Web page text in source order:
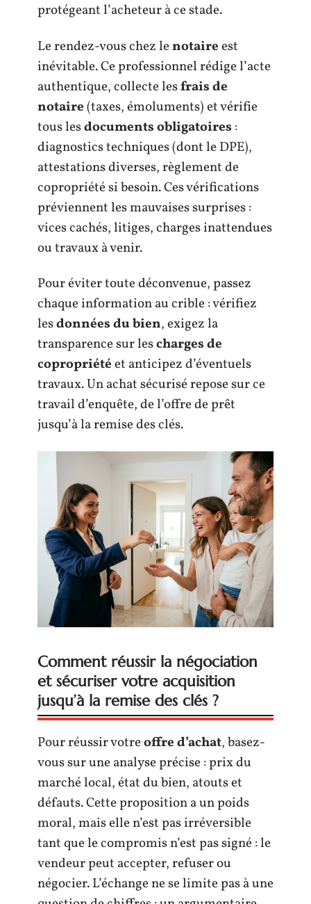
protégeant l’acheteur à ce stade.
Le rendez-vous chez lenotaireest
inévitable. Ce professionnel rédige l’acte
authentique, collecte lesfrais de
notaire(taxes, émoluments) et vérifie
tous lesdocuments obligatoires :
diagnostics techniques (dont le DPE),
attestations diverses, règlement de
copropriété si besoin. Ces vérifications
préviennent les mauvaises surprises :
vices cachés, litiges, charges inattendues
ou travaux à venir.
Pour éviter toute déconvenue, passez
chaque information au crible : vérifiez
lesdonnées du bien, exigez la
transparence sur lescharges de
copropriétéet anticipez d’éventuels
travaux. Un achat sécurisé repose sur ce
travail d’enquête, de l’offre de prêt
jusqu’à la remise des clés.
Comment réussir la négociation
et sécuriser votre acquisition
jusqu’à la remise des clés ?
Pour réussir votreoffre d’achat, basez-
vous sur une analyse précise : prix du
marché local, état du bien, atouts et
défauts. Cette proposition a un poids
moral, mais elle n’est pas irréversible
tant que le compromis n’est pas signé : le
vendeur peut accepter, refuser ou
négocier. L’échange ne se limite pas à une